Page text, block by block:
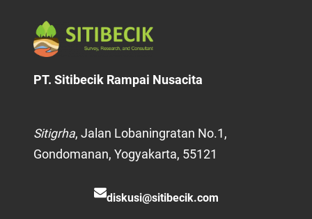
PT. Sitibecik Rampai Nusacita
Sitigrha, Jalan Lobaningratan No.1,
Gondomanan, Yogyakarta, 55121
diskusi@sitibecik.com